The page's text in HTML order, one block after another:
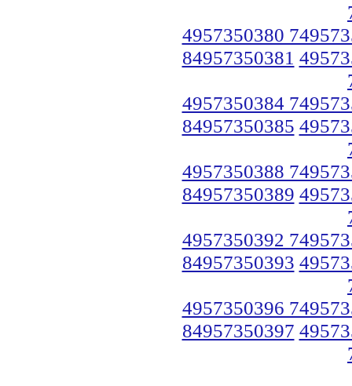
4957350380
84957350381
4957350384
84957350385
4957350388
84957350389
4957350392
84957350393
4957350396
84957350397